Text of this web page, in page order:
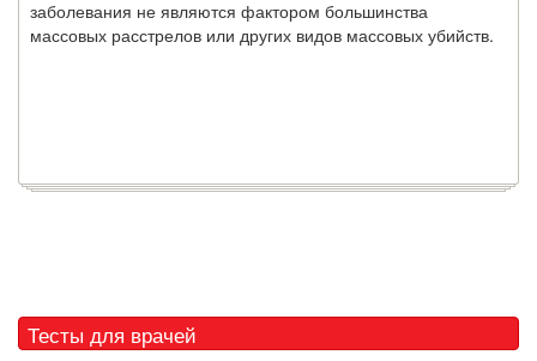
заболевания не являются фактором большинства
массовых расстрелов или других видов массовых убийств.
Тесты для врачей